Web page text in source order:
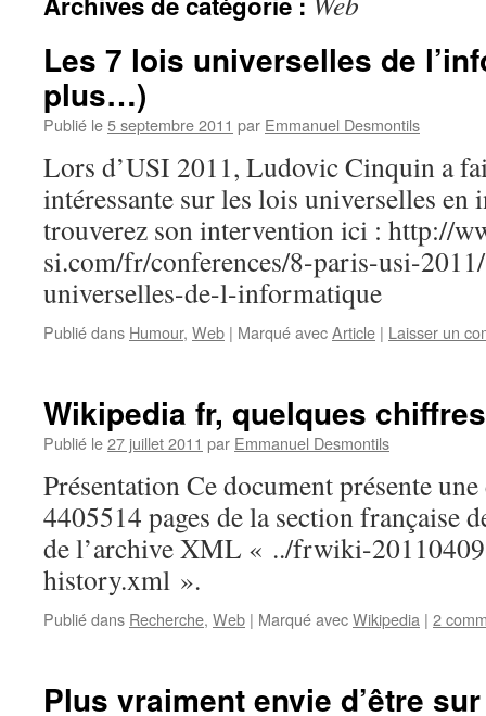
Les 7 lois universelles de
plus…)
Publié le5 septembre 2011 par Emmanuel Desmontils
Lors d’USI 2011, Ludovic Cinquin a
intéressante sur les lois universelles
trouverez son intervention ici : http://
si.com/fr/conferences/8-paris-usi-
universelles-de-l-informatique
Publié dans Humour, Web | Marqué avecArticle | Laisser un
Wikipedia fr, quelques chiffres
Publié le27 juillet 2011 par Emmanuel Desmontils
Présentation Ce document présente
4405514 pages de la section française
de l’archive XML « ../frwiki-
history.xml ».
Publié dans Recherche, Web | Marqué avecWikipedia | 2
Plus vraiment envie d’être